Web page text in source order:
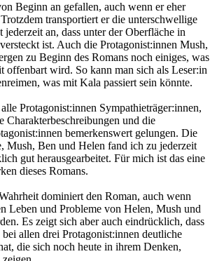
Beginn an gefallen, auch wenn er eher
transportiert er die unterschwellige
jederzeit an, dass unter der Oberfläche in
ist. Auch die Protagonist:innen Mush,
zu Beginn des Romans noch einiges, was
offenbart wird. So kann man sich als Leser:in
was mit Kala passiert sein könnte.
Protagonist:innen Sympathieträger:innen,
Charakterbeschreibungen und die
bemerkenswert gelungen. Die
Mush, Ben und Helen fand ich zu jederzeit
gut herausgearbeitet. Für mich ist das eine
dieses Romans.
dominiert den Roman, auch wenn
Leben und Probleme von Helen, Mush und
Es zeigt sich aber auch eindrücklich, dass
allen drei Protagonist:innen deutliche
die sich noch heute in ihrem Denken,